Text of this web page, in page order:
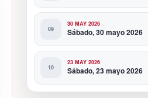
30 MAY 2026
Sábado, 30 mayo 2026
23 MAY 2026
Sábado, 23 mayo 2026